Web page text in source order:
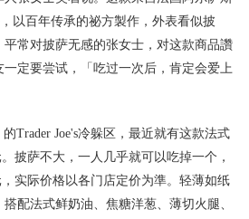
，以百年传承的祕方製作，外表看似披
常对披萨无感的张女士，对这款商品讚
定要尝试，「吃过一次后，肯定会爱上
Trader Joe's冷躲区，最近就有这款法式
披萨不大，一人几乎就可以吃掉一个，
实际价格以各门店定价为準。轻薄如纸
配法式鲜奶油、焦糖洋葱、薄切火腿、